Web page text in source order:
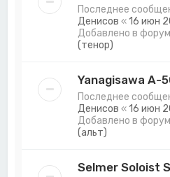
Последнее
Денисов «16 июн
Добавлено в
(тенор)
Yanagisawa A-
Последнее
Денисов «16 июн
Добавлено в
(альт)
Selmer Soloist